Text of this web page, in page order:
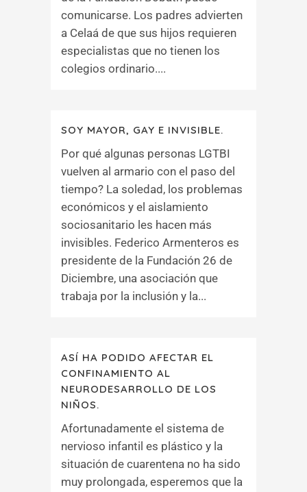
comunicarse. Los padres advierten
a Celaá de que sus hijos requieren
especialistas que no tienen los
colegios ordinario....
SOY MAYOR, GAY E INVISIBLE.
Por qué algunas personas LGTBI
vuelven al armario con el paso del
tiempo? La soledad, los problemas
económicos y el aislamiento
sociosanitario les hacen más
invisibles. Federico Armenteros es
presidente de la Fundación 26 de
Diciembre, una asociación que
trabaja por la inclusión y la...
ASÍ HA PODIDO AFECTAR EL
CONFINAMIENTO AL
NEURODESARROLLO DE LOS
NIÑOS.
Afortunadamente el sistema de
nervioso infantil es plástico y la
situación de cuarentena no ha sido
muy prolongada, esperemos que la